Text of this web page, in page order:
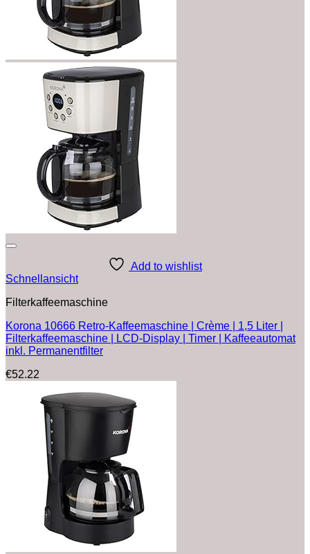
Add to wishlist
Schnellansicht
Filterkaffeemaschine
Korona 10666 Retro-Kaffeemaschine | Crème | 1,5 Liter |
Filterkaffeemaschine | LCD-Display | Timer | Kaffeeautomat
inkl. Permanentfilter
€52.22